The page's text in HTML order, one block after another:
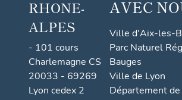
RHONE-
ALPES
- 101 cours
Charlemagne CS
20033 - 69269
Lyon cedex 2
AVEC
Ville d'Aix-les-
Parc Naturel
Bauges
Ville de Lyon
Département de